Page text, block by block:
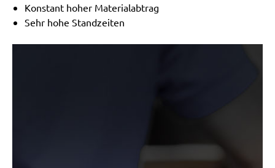
Konstant hoher Materialabtrag
Sehr hohe Standzeiten